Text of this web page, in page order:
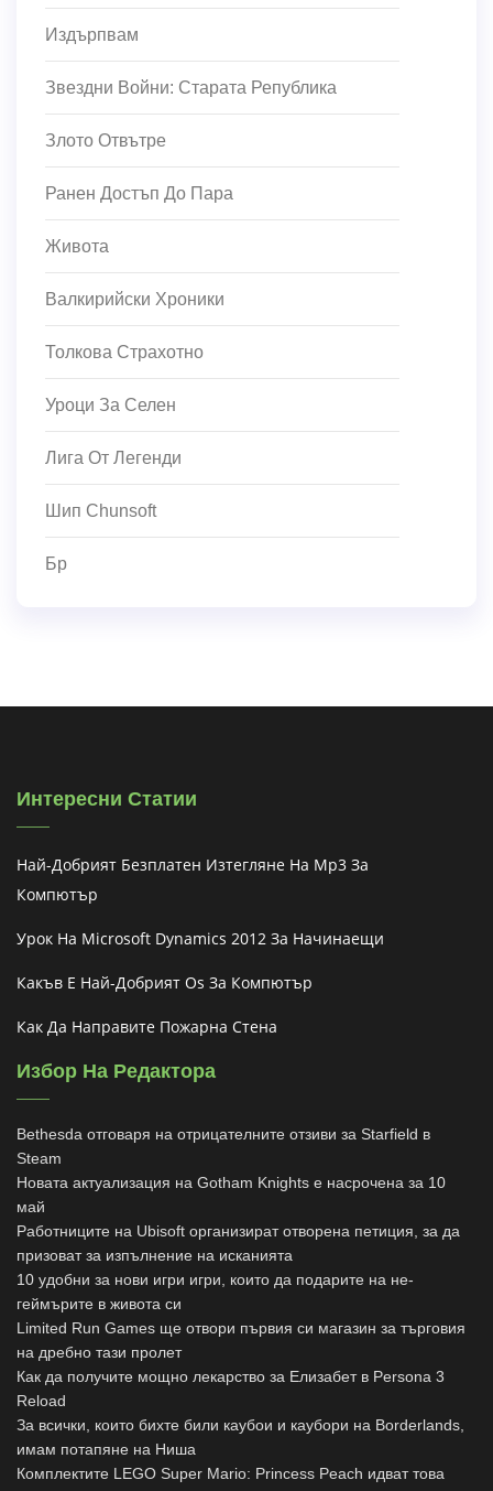
Издърпвам
Звездни Войни: Старата Република
Злото Отвътре
Ранен Достъп До Пара
Живота
Валкирийски Хроники
Толкова Страхотно
Уроци За Селен
Лига От Легенди
Шип Chunsoft
Бр
Интересни Статии
Най-Добрият Безплатен Изтегляне На Mp3 За
Компютър
Урок На Microsoft Dynamics 2012 За Начинаещи
Какъв Е Най-Добрият Os За Компютър
Как Да Направите Пожарна Стена
Избор На Редактора
Bethesda отговаря на отрицателните отзиви за Starfield в
Steam
Новата актуализация на Gotham Knights е насрочена за 10
май
Работниците на Ubisoft организират отворена петиция, за да
призоват за изпълнение на исканията
10 удобни за нови игри игри, които да подарите на не-
геймърите в живота си
Limited Run Games ще отвори първия си магазин за търговия
на дребно тази пролет
Как да получите мощно лекарство за Елизабет в Persona 3
Reload
За всички, които бихте били каубои и каубори на Borderlands,
имам потапяне на Ниша
Комплектите LEGO Super Mario: Princess Peach идват това